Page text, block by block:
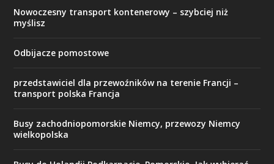
​Nowoczesny transport kontenerowy – szybciej niż
myślisz
Odbijacze pomostowe
przedstawiciel dla przewoźników na terenie Francji –
transport polska Francja
Busy zachodniopomorskie Niemcy, przewozy Niemcy
wielkopolska